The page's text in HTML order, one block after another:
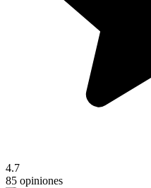
4.7
85 opiniones